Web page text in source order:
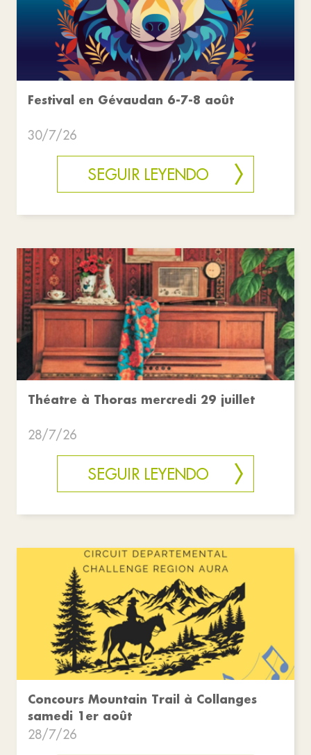
Festival en Gévaudan 6-7-8 août
30/7/26
SEGUIR LEYENDO
Théatre à Thoras mercredi 29 juillet
28/7/26
SEGUIR LEYENDO
Concours Mountain Trail à Collanges
samedi 1er août
28/7/26